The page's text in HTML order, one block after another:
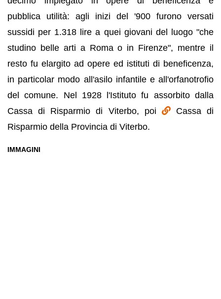
pubblica utilità: agli inizi del '900 furono versati
sussidi per 1.318 lire a quei giovani del luogo "che
studino belle arti a Roma o in Firenze", mentre il
resto fu elargito ad opere ed istituti di beneficenza,
in particolar modo all'asilo infantile e all'orfanotrofio
del comune. Nel 1928 l'Istituto fu assorbito dalla
Cassa di Risparmio di Viterbo, poi
Cassa di
Risparmio della Provincia di Viterbo.
IMMAGINI